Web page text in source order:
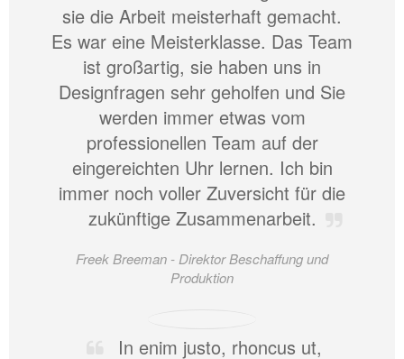
sie die Arbeit meisterhaft gemacht.
Es war eine Meisterklasse. Das Team
ist großartig, sie haben uns in
Designfragen sehr geholfen und Sie
werden immer etwas vom
professionellen Team auf der
eingereichten Uhr lernen. Ich bin
immer noch voller Zuversicht für die
zukünftige Zusammenarbeit.
Freek Breeman - Direktor Beschaffung und
Produktion
In enim justo, rhoncus ut,